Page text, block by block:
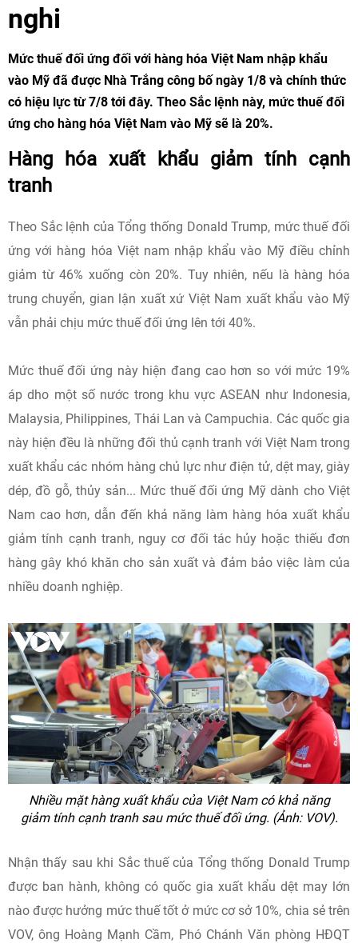
nghi
Mức thuế đối ứng đối với hàng hóa Việt Nam nhập khẩu
vào Mỹ đã được Nhà Trắng công bố ngày 1/8 và chính thức
có hiệu lực từ 7/8 tới đây. Theo Sắc lệnh này, mức thuế đối
ứng cho hàng hóa Việt Nam vào Mỹ sẽ là 20%.
Hàng hóa xuất khẩu giảm tính cạnh
tranh
Theo Sắc lệnh của Tổng thống Donald Trump, mức thuế đối
ứng với hàng hóa Việt nam nhập khẩu vào Mỹ điều chỉnh
giảm từ 46% xuống còn 20%. Tuy nhiên, nếu là hàng hóa
trung chuyển, gian lận xuất xứ Việt Nam xuất khẩu vào Mỹ
vẫn phải chịu mức thuế đối ứng lên tới 40%.
Mức thuế đối ứng này hiện đang cao hơn so với mức 19%
áp dho một số nước trong khu vực ASEAN như Indonesia,
Malaysia, Philippines, Thái Lan và Campuchia. Các quốc gia
này hiện đều là những đối thủ cạnh tranh với Việt Nam trong
xuất khẩu các nhóm hàng chủ lực như điện tử, dệt may, giày
dép, đồ gỗ, thủy sản... Mức thuế đối ứng Mỹ dành cho Việt
Nam cao hơn, dẫn đến khả năng làm hàng hóa xuất khẩu
giảm tính cạnh tranh, nguy cơ đối tác hủy hoặc thiếu đơn
hàng gây khó khăn cho sản xuất và đảm bảo việc làm của
nhiều doanh nghiệp.
Nhiều mặt hàng xuất khẩu của Việt Nam có khả năng
giảm tính cạnh tranh sau mức thuế đối ứng. (Ảnh: VOV).
Nhận thấy sau khi Sắc thuế của Tổng thống Donald Trump
được ban hành, không có quốc gia xuất khẩu dệt may lớn
nào được hưởng mức thuế tốt ở mức cơ sở 10%, chia sẻ trên
VOV, ông Hoàng Mạnh Cầm, Phó Chánh Văn phòng HĐQT